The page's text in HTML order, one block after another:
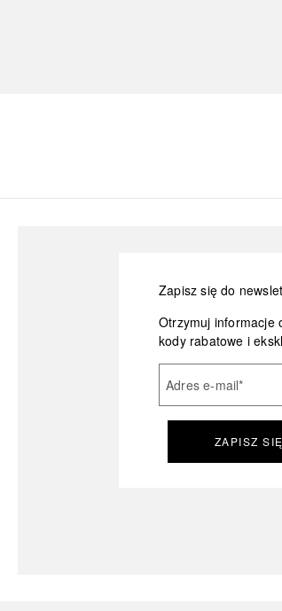
Zapisz się do
Otrzymuj informacje
kody rabatowe i
Adres e-mail*
ZAPISZ SIĘ